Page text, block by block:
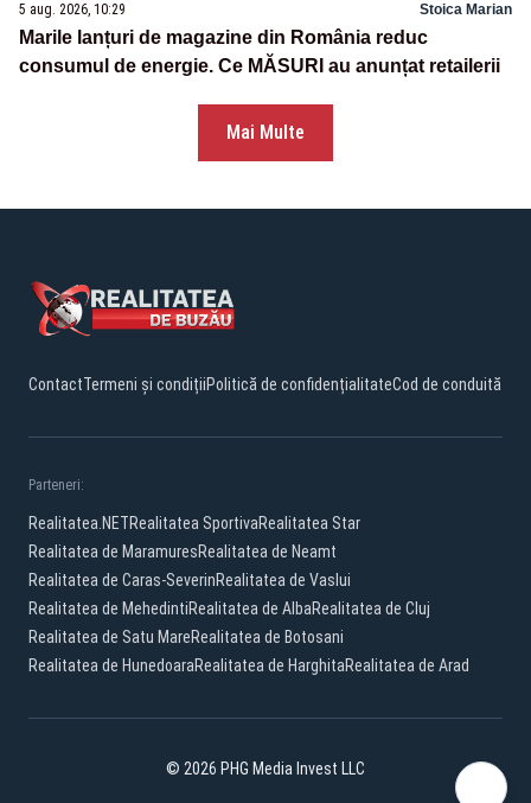
5 aug. 2026, 10:29 Stoica Marian
Marile lanțuri de magazine din România reduc
consumul de energie. Ce MĂSURI au anunțat retailerii
Mai Multe
ContactTermeni și condițiiPolitică de confidențialitateCod de conduită
Parteneri:
Realitatea.NETRealitatea SportivaRealitatea Star
Realitatea de MaramuresRealitatea de Neamt
Realitatea de Caras-SeverinRealitatea de Vaslui
Realitatea de MehedintiRealitatea de AlbaRealitatea de Cluj
Realitatea de Satu MareRealitatea de Botosani
Realitatea de HunedoaraRealitatea de HarghitaRealitatea de Arad
© 2026 PHG Media Invest LLC